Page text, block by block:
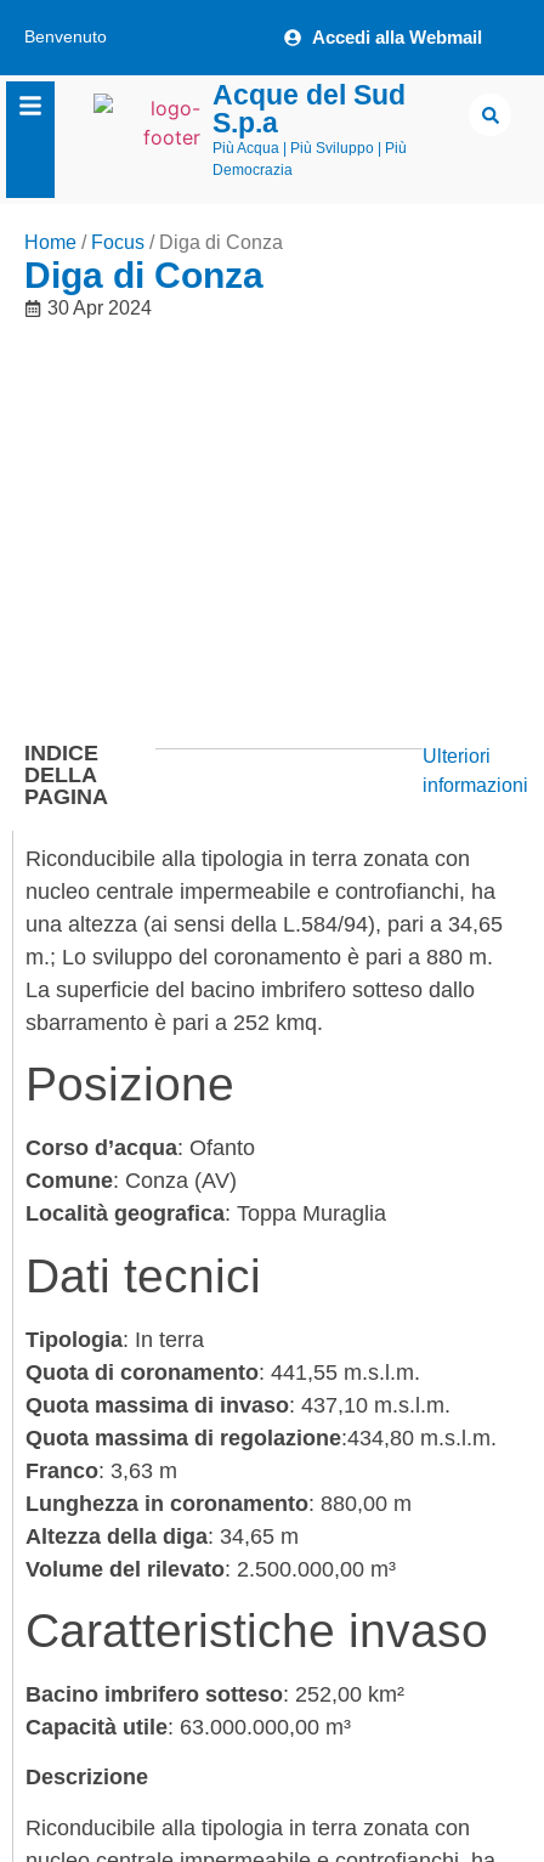
Benvenuto Accedi alla Webmail
Acque del Sud
S.p.a
Più Acqua | Più Sviluppo | Più
Democrazia
Home / Focus / Diga di Conza
Diga di Conza
30 Apr 2024
INDICE
DELLA
PAGINA
Ulteriori
informazioni
Riconducibile alla tipologia in terra zonata con
nucleo centrale impermeabile e controfianchi, ha
una altezza (ai sensi della L.584/94), pari a 34,65
m.; Lo sviluppo del coronamento è pari a 880 m.
La superficie del bacino imbrifero sotteso dallo
sbarramento è pari a 252 kmq.
Posizione
Corso d’acqua: Ofanto
Comune: Conza (AV)
Località geografica: Toppa Muraglia
Dati tecnici
Tipologia: In terra
Quota di coronamento: 441,55 m.s.l.m.
Quota massima di invaso: 437,10 m.s.l.m.
Quota massima di regolazione:434,80 m.s.l.m.
Franco: 3,63 m
Lunghezza in coronamento: 880,00 m
Altezza della diga: 34,65 m
Volume del rilevato: 2.500.000,00 m³
Caratteristiche invaso
Bacino imbrifero sotteso: 252,00 km²
Capacità utile: 63.000.000,00 m³
Descrizione
Riconducibile alla tipologia in terra zonata con